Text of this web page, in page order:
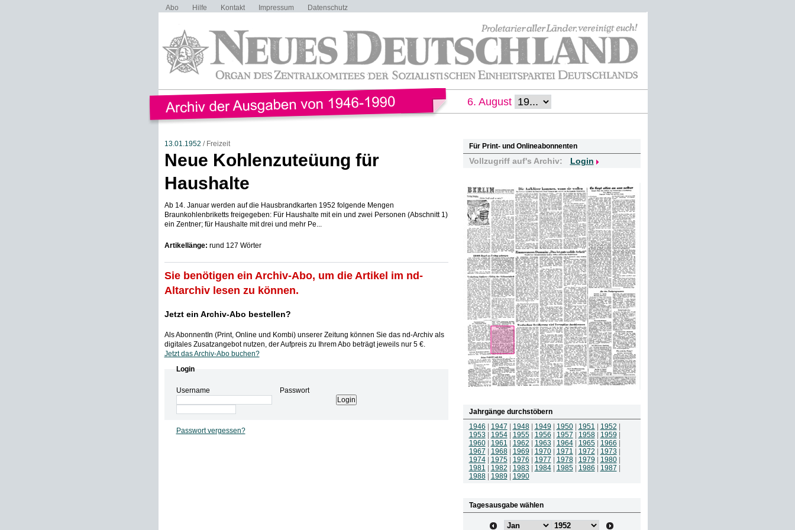
Abo Hilfe Kontakt Impressum Datenschutz
6. August
13.01.1952 / Freizeit
Neue Kohlenzuteüung für
Haushalte
Ab 14. Januar werden auf die Hausbrandkarten 1952 folgende Mengen
Braunkohlenbriketts freigegeben: Für Haushalte mit ein und zwei Personen (Abschnitt 1)
ein Zentner; für Haushalte mit drei und mehr Pe...
Artikellänge: rund 127 Wörter
Sie benötigen ein Archiv-Abo, um die Artikel im nd-
Altarchiv lesen zu können.
Jetzt ein Archiv-Abo bestellen?
Als AbonnentIn (Print, Online und Kombi) unserer Zeitung können Sie das nd-Archiv als
digitales Zusatzangebot nutzen, der Aufpreis zu Ihrem Abo beträgt jeweils nur 5 €.
Jetzt das Archiv-Abo buchen?
Login
Username Passwort
Passwort vergessen?
Für Print- und Onlineabonnenten
Vollzugriff auf's Archiv: Login
Jahrgänge durchstöbern
1946
1947 1948| 1949 1950| 1951 1952
1953
1954| 1955| 1956 1957 1958| 1959
1960| 1961 1962 1963 1964| 1965| 1966
1967
1968| 1969 1970| 1971 1972 1973
1974| 1975| 1976 1977 1978| 1979 1980|
1981
1982 1983 1984| 1985| 1986 1987
1988| 1989 1990
Tagesausgabe wählen